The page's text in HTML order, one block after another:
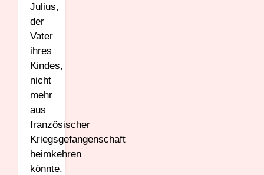
Julius,
der
Vater
ihres
Kindes,
nicht
mehr
aus
französischer
Kriegsgefangenschaft
heimkehren
könnte.